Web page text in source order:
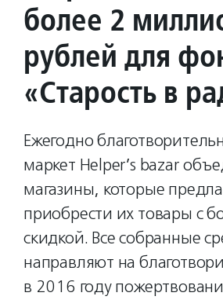
более 2
рублей для
«Старость в
Ежегодно
маркет Helper’s bazar
магазины, которые
приобрести их товары с
скидкой. Все собранные
направляют на
в 2016 году